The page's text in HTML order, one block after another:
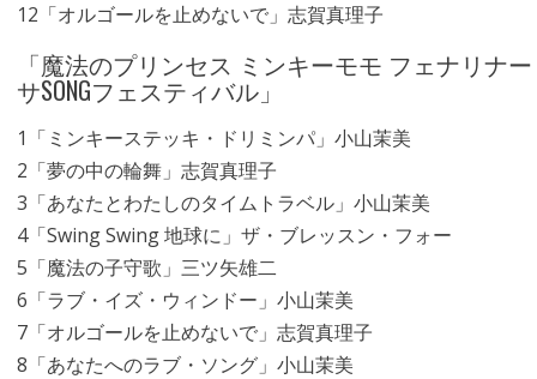
12「オルゴールを止めないで」志賀真理子
「魔法のプリンセス ミンキーモモ フェナリナー
サSONGフェスティバル」
1「ミンキーステッキ・ドリミンパ」小山茉美
2「夢の中の輪舞」志賀真理子
3「あなたとわたしのタイムトラベル」小山茉美
4「Swing Swing 地球に」ザ・ブレッスン・フォー
5「魔法の子守歌」三ツ矢雄二
6「ラブ・イズ・ウィンドー」小山茉美
7「オルゴールを止めないで」志賀真理子
8「あなたへのラブ・ソング」小山茉美